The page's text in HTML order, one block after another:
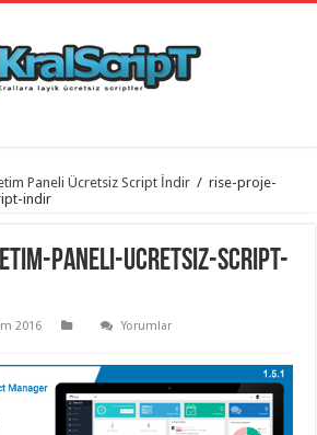
Paneli Ücretsiz Script İndir / rise-proje-
indir
paneli-ucretsiz-script-
2016
Yorumlar